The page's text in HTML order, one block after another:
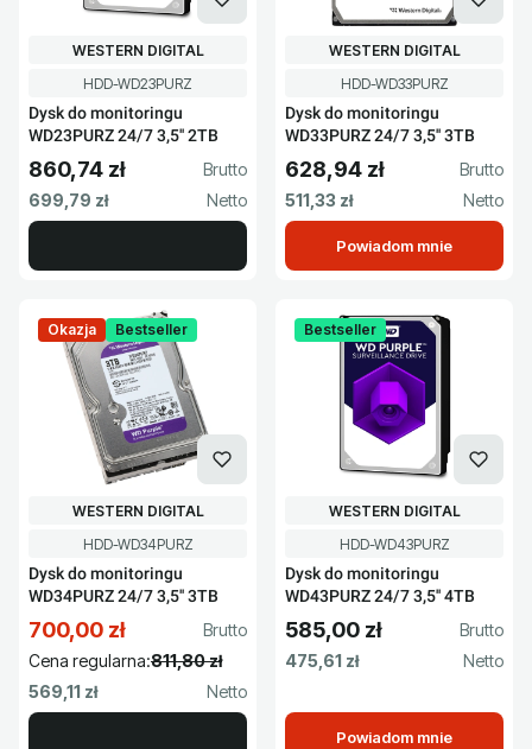
Kod produktu
HDD-WD23PURZ
Dysk do monitoringu
WD23PURZ 24/7 3,5'' 2TB
PRODUCENT
WESTERN DIGITAL
Cena brutto
860,74 zł
Cena netto
699,79 zł
Kod produktu
HDD-WD33PURZ
Dysk do monitoringu
WD33PURZ 24/7 3,5'' 3TB
PRODUCENT
WESTERN DIGITAL
Cena brutto
628,94 zł
Cena netto
511,33 zł
Powiadom mnie
Okazja Bestseller
Kod produktu
HDD-WD34PURZ
Dysk do monitoringu
WD34PURZ 24/7 3,5'' 3TB
PRODUCENT
WESTERN DIGITAL
Cena promocyjna brutto
700,00 zł
Cena regularna:811,80 zł
Cena netto
569,11 zł
Bestseller
Kod produktu
HDD-WD43PURZ
Dysk do monitoringu
WD43PURZ 24/7 3,5'' 4TB
PRODUCENT
WESTERN DIGITAL
Cena brutto
585,00 zł
Cena netto
475,61 zł
Powiadom mnie